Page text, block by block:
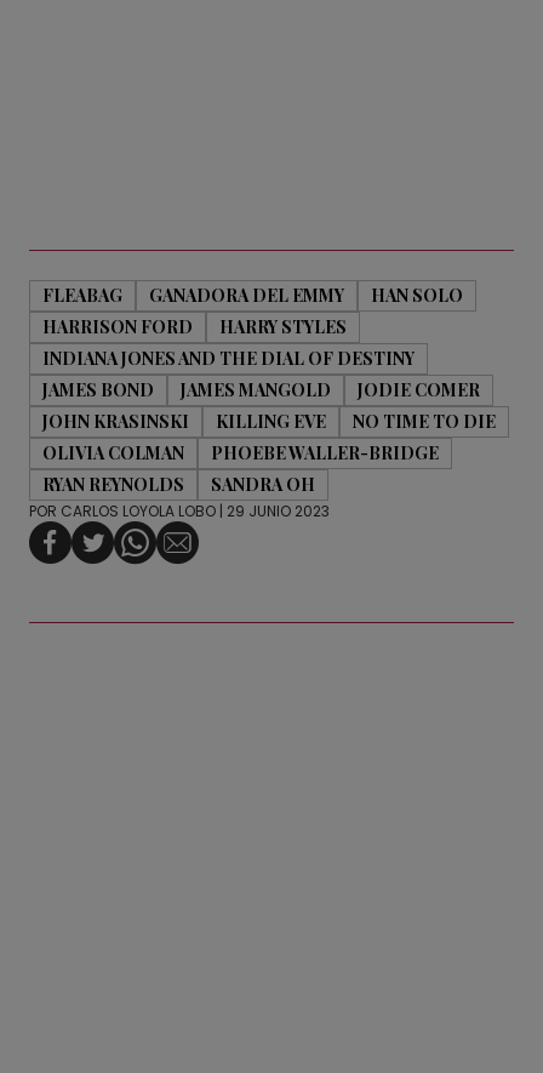
FLEABAG GANADORA DEL EMMY
HAN SOLO
HARRISON FORD
HARRY STYLES
INDIANA JONES AND THE DIAL OF DESTINY
JAMES BOND
JAMES MANGOLD
JODIE COMER
JOHN KRASINSKI
KILLING EVE
NO TIME TO DIE
OLIVIA COLMAN
PHOEBE WALLER-BRIDGE
RYAN REYNOLDS
SANDRA OH
POR CARLOS LOYOLA LOBO | 29 JUNIO 2023